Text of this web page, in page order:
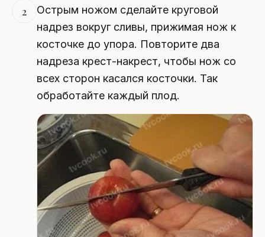
2
Острым ножом сделайте круговой
надрез вокруг сливы, прижимая нож к
косточке до упора. Повторите два
надреза крест-накрест, чтобы нож со
всех сторон касался косточки. Так
обработайте каждый плод.